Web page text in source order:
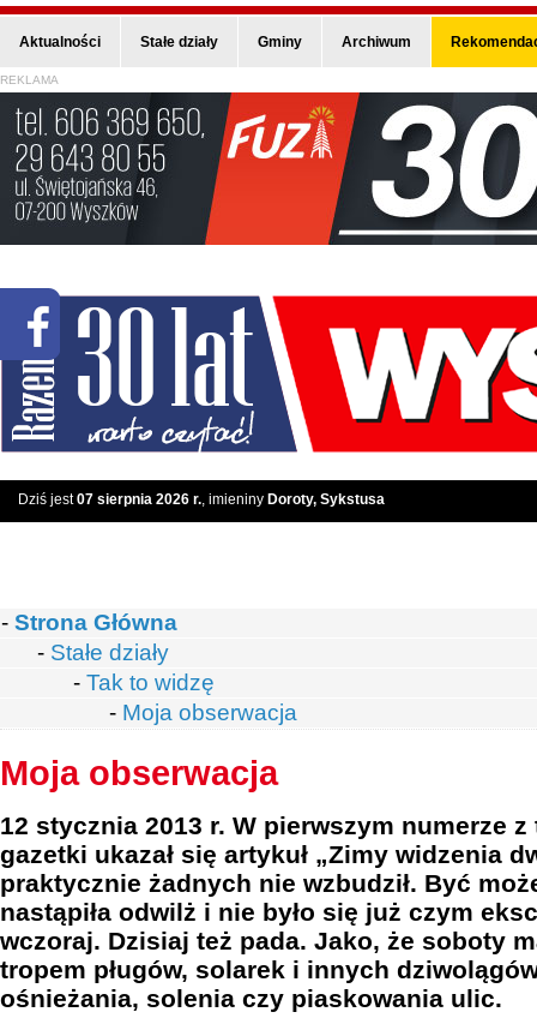
Aktualności Stałe działy Gminy Archiwum
REKLAMA
Dziś jest07 sierpnia 2026 r., imieniny Doroty, Sykstusa
- Strona Główna
- Stałe działy
- Tak to widzę
- Moja obserwacja
Moja obserwacja
12 stycznia 2013 r. W pierwszym numerze
gazetki ukazał się artykuł „Zimy widzenia
praktycznie żadnych nie wzbudził. Być
nastąpiła odwilż i nie było się już czym
wczoraj. Dzisiaj też pada. Jako, że soboty
tropem pługów, solarek i innych
ośnieżania, solenia czy piaskowania ulic.